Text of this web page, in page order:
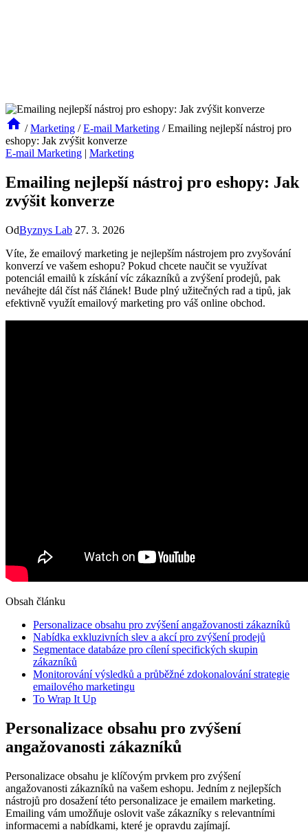
/ Marketing / E-mail Marketing / Emailing nejlepší nástroj pro
eshopy: Jak zvýšit konverze
E-mail Marketing | Marketing
Emailing nejlepší nástroj pro eshopy: Jak
zvýšit konverze
OdByznys Lab 27. 3. 2026
Víte, že emailový marketing je nejlepším nástrojem pro zvyšování
konverzí ve vašem eshopu? Pokud chcete naučit se využívat
potenciál emailů k získání víc zákazníků a zvýšení prodejů, pak
neváhejte dál číst náš článek! Bude plný užitečných rad a tipů, jak
efektivně využít emailový marketing pro váš online obchod.
Obsah článku
Personalizace obsahu pro zvýšení angažovanosti zákazníků
Nabídka exkluzivních slev a akcí pro zvýšení prodejů
Segmentace databáze pro cílení specifických skupin
zákazníků
Monitorování výsledků a průběžné zdokonalování strategie
emailového marketingu
To Wrap It Up
Personalizace obsahu pro zvýšení
angažovanosti zákazníků
Personalizace obsahu je klíčovým prvkem pro zvýšení
angažovanosti zákazníků na vašem eshopu. Jedním z nejlepších
nástrojů pro dosažení této personalizace je emailem marketing.
Emailing vám umožňuje oslovit vaše zákazníky s relevantními
informacemi a nabídkami, které je opravdu zajímají.